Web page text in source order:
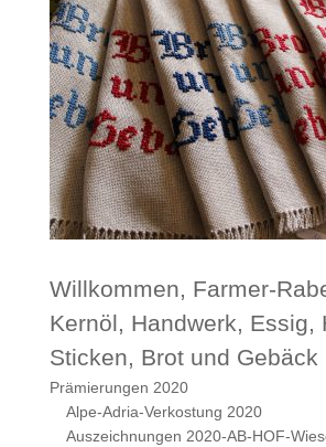
Willkommen, Farmer-
Kernöl, Handwerk, Essig,
Sticken, Brot und Gebäck
Prämierungen 2020
Alpe-Adria-Verkostung 2020
Auszeichnungen 2020-AB-HOF-